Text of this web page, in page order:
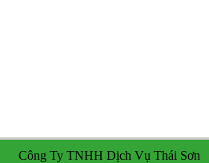
Công Ty TNHH Dịch Vụ Thái Sơn